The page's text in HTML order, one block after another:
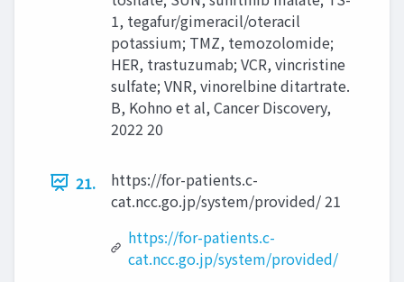
1, tegafur/gimeracil/oteracil
potassium; TMZ, temozolomide;
HER, trastuzumab; VCR, vincristine
sulfate; VNR, vinorelbine ditartrate.
B, Kohno et al, Cancer Discovery,
2022 20
21.
https://for-patients.c-
cat.ncc.go.jp/system/provided/ 21
https://for-patients.c-
cat.ncc.go.jp/system/provided/